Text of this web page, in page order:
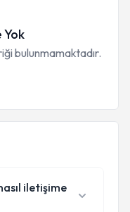
Yok
bulunmamaktadır.
iletişime